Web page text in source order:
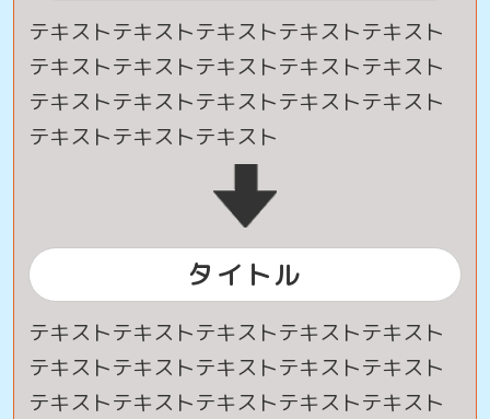
テキストテキストテキストテキストテキスト
テキストテキストテキストテキストテキスト
テキストテキストテキストテキストテキスト
テキストテキストテキスト
タイトル
テキストテキストテキストテキストテキスト
テキストテキストテキストテキストテキスト
テキストテキストテキストテキストテキスト